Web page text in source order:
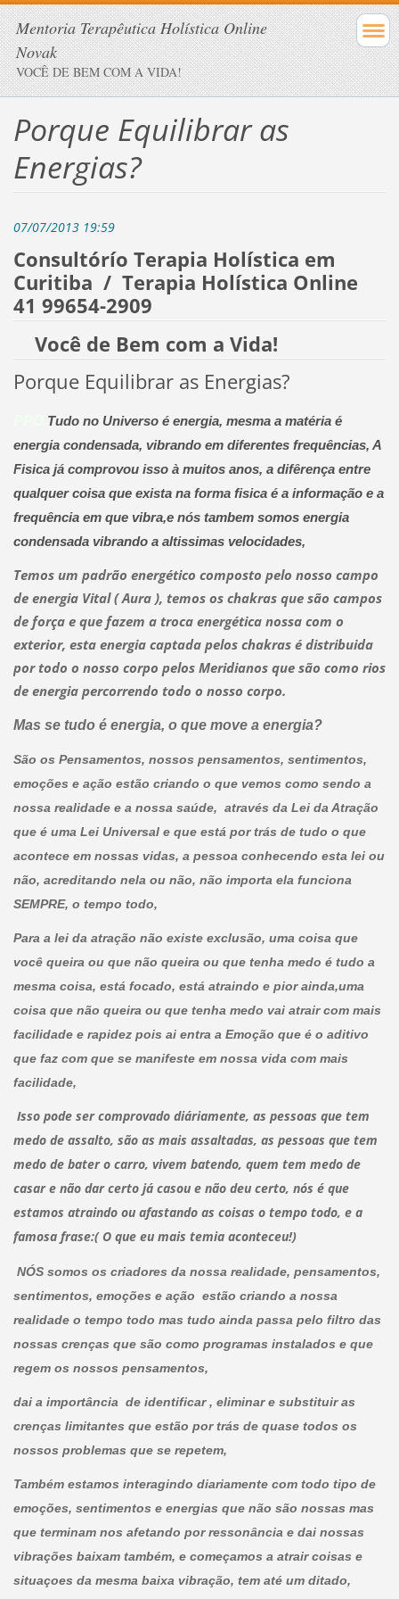
Mentoria Terapêutica Holística Online
Novak
VOCÊ DE BEM COM A VIDA!
Porque Equilibrar as
Energias?
07/07/2013 19:59
Consultórío Terapia Holística em
Curitiba / Terapia Holística Online
41 99654-2909
Você de Bem com a Vida!
Porque Equilibrar as Energias?
Tudo no Universo é energia, mesma a matéria é
energia condensada, vibrando em diferentes frequências, A
Fisica já comprovou isso à muitos anos, a difêrença entre
qualquer coisa que exista na forma fisica é a informação e a
frequência em que vibra,e nós tambem somos energia
condensada vibrando a altissimas velocidades,
Temos um padrão energético composto pelo nosso campo
de energia Vital ( Aura ), temos os chakras que são campos
de força e que fazem a troca energética nossa com o
exterior, esta energia captada pelos chakras é distribuida
por todo o nosso corpo pelos Meridianos que são como rios
de energia percorrendo todo o nosso corpo.
Mas se tudo é energia, o que move a energia?
São os Pensamentos, nossos pensamentos, sentimentos,
emoções e ação estão criando o que vemos como sendo a
nossa realidade e a nossa saúde, através da Lei da Atração
que é uma Lei Universal e que está por trás de tudo o que
acontece em nossas vidas, a pessoa conhecendo esta lei ou
não, acreditando nela ou não, não importa ela funciona
SEMPRE, o tempo todo,
Para a lei da atração não existe exclusão, uma coisa que
você queira ou que não queira ou que tenha medo é tudo a
mesma coisa, está focado, está atraindo e pior ainda,uma
coisa que não queira ou que tenha medo vai atrair com mais
facilidade e rapidez pois ai entra a Emoção que é o aditivo
que faz com que se manifeste em nossa vida com mais
facilidade,
Isso pode ser comprovado diáriamente, as pessoas que tem
medo de assalto, são as mais assaltadas, as pessoas que tem
medo de bater o carro, vivem batendo, quem tem medo de
casar e não dar certo já casou e não deu certo, nós é que
estamos atraindo ou afastando as coisas o tempo todo, e a
famosa frase:( O que eu mais temia aconteceu!)
NÓS somos os criadores da nossa realidade, pensamentos,
sentimentos, emoções e ação estão criando a nossa
realidade o tempo todo mas tudo ainda passa pelo filtro das
nossas crenças que são como programas instalados e que
regem os nossos pensamentos,
dai a importância de identificar , eliminar e substituir as
crenças limitantes que estão por trás de quase todos os
nossos problemas que se repetem,
Também estamos interagindo diariamente com todo tipo de
emoções, sentimentos e energias que não são nossas mas
que terminam nos afetando por ressonância e dai nossas
vibrações baixam também, e começamos a atrair coisas e
situaçoes da mesma baixa vibração, tem até um ditado,